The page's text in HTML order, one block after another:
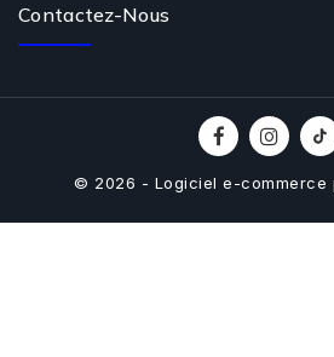
Contactez-Nous
© 2026 - Logiciel e-commerce